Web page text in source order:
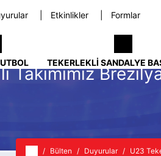
Etkinlikler Formlar
TEKERLEKLI SANDALYE
Bülten Duyurular U23